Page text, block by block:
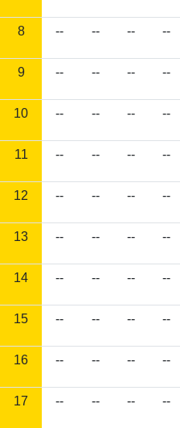
8 -- -- -- --
9 -- -- -- --
10 -- -- -- --
11 -- -- -- --
12 -- -- -- --
13 -- -- -- --
14 -- -- -- --
15 -- -- -- --
16 -- -- -- --
17 -- -- -- --